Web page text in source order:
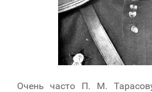
Очень часто П. М.